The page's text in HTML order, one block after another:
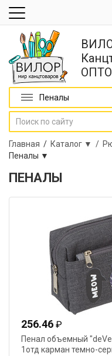
Пеналы
Главная / Каталог ▼ /
Пеналы ▼
ПЕНАЛЫ
256.46 ₽
Пенал объемный
1отд карман темно-